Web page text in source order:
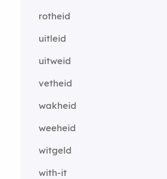
rotheid
uitleid
uitweid
vetheid
wakheid
weeheid
witgeld
with-it